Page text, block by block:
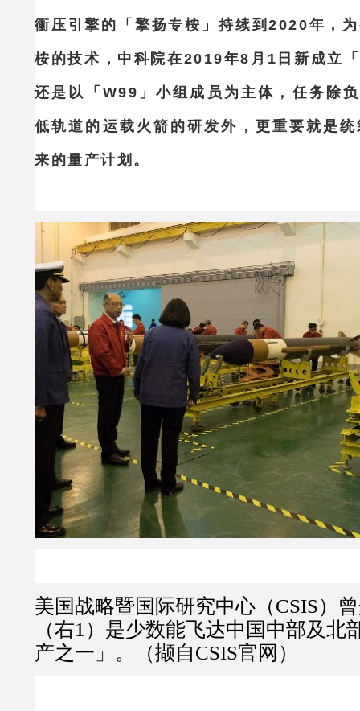
衝压引擎的「擎扬专桉」持续到2020年，
桉的技术，中科院在2019年8月1日新成立
还是以「W99」小组成员为主体，任务除
低轨道的运载火箭的研发外，更重要就是
来的量产计划。
美国战略暨国际研究中心（CSIS）
（右1）是少数能飞达中国中部及北
产之一」。（撷自CSIS官网）